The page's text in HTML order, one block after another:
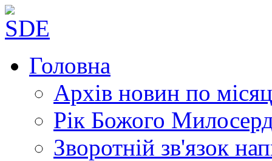
Головна
Архів новин по
Рік Божого
Зворотній зв'язок